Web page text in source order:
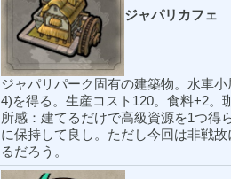
ジャパリカフェ
ジャパリパーク固有の建築物。水車
4)を得る。生産コスト120。食料+2。
所感：建てるだけで高級資源を1つ得
に保持して良し。ただし今回は非戦
るだろう。